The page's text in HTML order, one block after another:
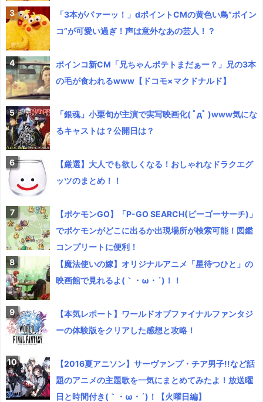
「3本がパァーッ！」dポイントCMの黄色い鳥”ポイン
コ”が可愛い過ぎ！声は意外なあの芸人！？
ポインコ新CM「兄ちゃんポテトまだぁー？」兄の3本
の毛が食われるwww【ドコモ×マクドナルド】
「銀魂」小栗旬が主演で実写映画化( ﾟдﾟ )www気にな
るキャストは？公開日は？
【厳選】大人でも欲しくなる！おしゃれなドラクエグ
ッツのまとめ！！
【ポケモンGO】「P-GO SEARCH(ピーゴーサーチ)」
でポケモンがどこに出るか出現場所が検索可能！図鑑
コンプリートに便利！
【魔法使いの嫁】オリジナルアニメ「星待つひと」の
映画館で見れるよ(｀・ω・´)！！
【本気レポート】ワールドオブファイナルファンタジ
ーの体験版をクリアした感想と攻略！
【2016夏アニソン】サーヴァンプ・チア男子!!など話
題のアニメの主題歌を一気にまとめてみたよ！放送曜
日と時間付き(｀・ω・´)！【火曜日編】